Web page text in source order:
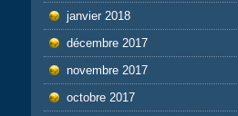
janvier 2018
décembre 2017
novembre 2017
octobre 2017